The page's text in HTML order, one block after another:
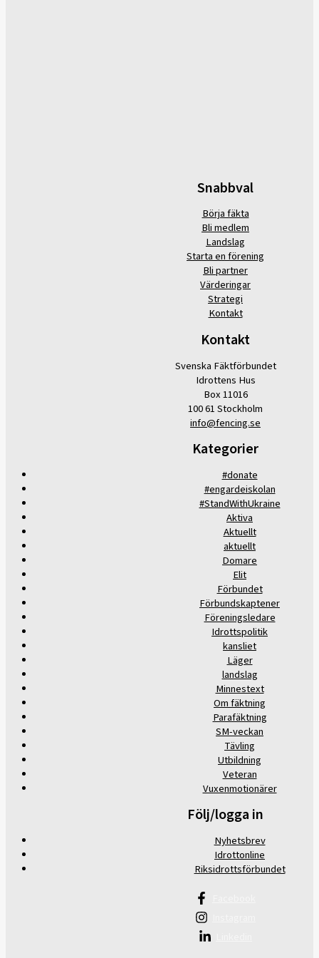
Snabbval
Börja fäkta
Bli medlem
Landslag
Starta en förening
Bli partner
Värderingar
Strategi
Kontakt
Kontakt
Svenska Fäktförbundet
Idrottens Hus
Box 11016
100 61 Stockholm
info@fencing.se
Kategorier
#donate
#engardeiskolan
#StandWithUkraine
Aktiva
Aktuellt
aktuellt
Domare
Elit
Förbundet
Förbundskaptener
Föreningsledare
Idrottspolitik
kansliet
Läger
landslag
Minnestext
Om fäktning
Parafäktning
SM-veckan
Tävling
Utbildning
Veteran
Vuxenmotionärer
Följ/logga in
Nyhetsbrev
Idrottonline
Riksidrottsförbundet